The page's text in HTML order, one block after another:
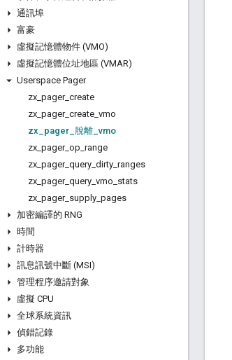
通訊埠
富豪
虛擬記憶體物件 (VMO)
虛擬記憶體位址地區 (VMAR)
Userspace Pager
zx pager_ create
zx pager_ create vmo
zx pager 脫離 _vmo
zx pager_ op range
zx pager_ query dirty ranges
zx pager_ query vmo stats
zx pager_ supply pages
加密編譯的 RNG
時間
計時器
訊息訊號中斷 (MSI)
管理程序邀請對象
虛擬 CPU
全球系統資訊
偵錯記錄
多功能